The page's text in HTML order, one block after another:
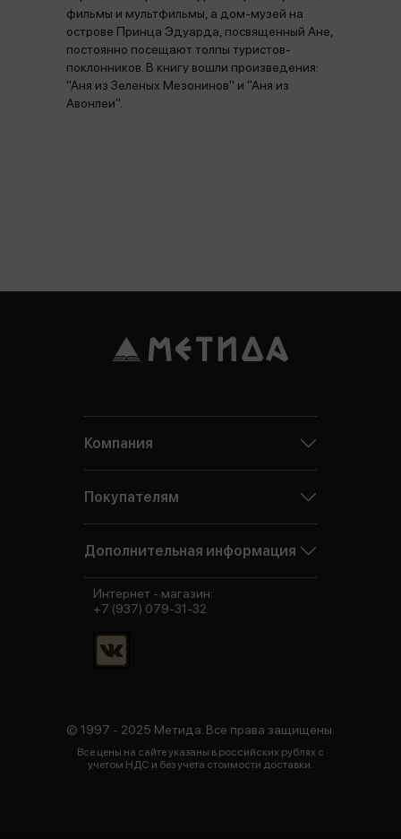
фильмы и мультфильмы, а дом-музей на
острове Принца Эдуарда, посвященный Ане,
постоянно посещают толпы туристов-
поклонников. В книгу вошли произведения:
"Аня из Зеленых Мезонинов" и "Аня из
Авонлеи".
Компания
Покупателям
Дополнительная информация
© 1997 - 2025 Метида. Все права защищены.
Все цены на сайте указаны в российских рублях с
учетом НДС и без учета стоимости доставки.
Интернет - магазин:
+7 (937) 079-31-32